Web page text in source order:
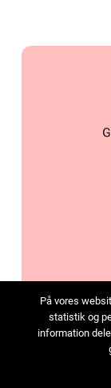
På vores
statistik og
information